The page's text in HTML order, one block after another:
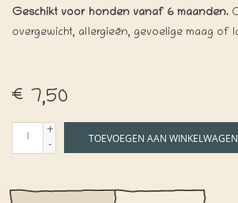
Geschikt voor honden vanaf 6 maanden.
overgewicht, allergieën, gevoelige maag of
€7,50
+
-
TOEVOEGEN AAN WINKELWAGEN